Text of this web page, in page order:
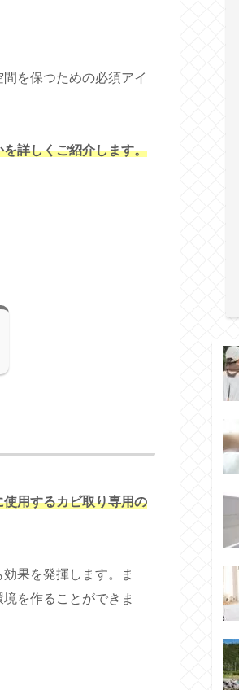
を保つための必須アイ
詳しくご紹介します。
用するカビ取り専用の
果を発揮します。ま
を作ることができま